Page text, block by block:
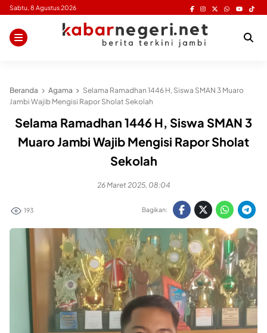
Skip
content
Sabtu, 8 Agustus 2026
Beranda Agama
Selama Ramadhan 1446 H, Siswa SMAN 3 Muaro
Jambi Wajib Mengisi Rapor Sholat Sekolah
Selama Ramadhan 1446 H, Siswa SMAN 3
Muaro Jambi Wajib Mengisi Rapor Sholat
Sekolah
26 Maret 2025, 08:04
193 Bagikan: